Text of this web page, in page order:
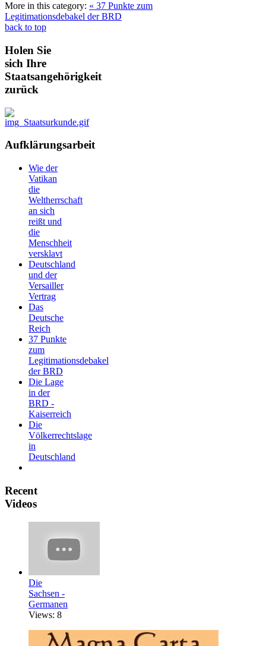
More in this category: « 37 Punkte zum
Legitimationsdebakel der BRD
back to top
Holen Sie
sich Ihre
Staatsangehörigkeit
zurück
Aufklärungsarbeit
Wie der
Vatikan
die
Weltherrschaft
an sich
reißt und
die
Menschheit
versklavt
Deutschland
und der
Versailler
Vertrag
Das
Deutsche
Reich
37 Punkte
zum
Legitimationsdebakel
der BRD
Die Lage
in der
BRD -
Kaiserreich
Die
Völkerrechtslage
in
Deutschland
Recent
Videos
Die
Sachsen -
Germanen
Views: 8